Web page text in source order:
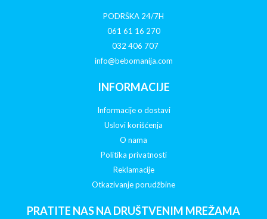
PODRŠKA 24/7H
061 61 16 270
032 406 707
info@bebomanija.com
INFORMACIJE
Informacije o dostavi
Uslovi korišćenja
O nama
Politika privatnosti
Reklamacije
Otkazivanje porudžbine
PRATITE NAS NA DRUŠTVENIM MREŽAMA